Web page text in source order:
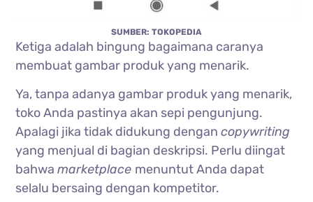
SUMBER: TOKOPEDIA
Ketiga adalah bingung bagaimana caranya
membuat gambar produk yang menarik.
Ya, tanpa adanya gambar produk yang menarik,
toko Anda pastinya akan sepi pengunjung.
Apalagi jika tidak didukung dengancopywriting
yang menjual di bagian deskripsi. Perlu diingat
bahwamarketplace menuntut Anda dapat
selalu bersaing dengan kompetitor.